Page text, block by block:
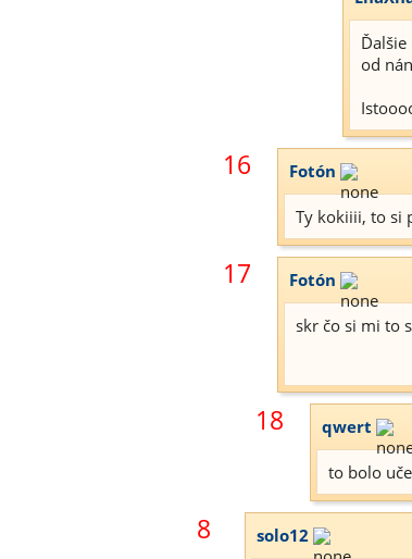
od
16 Fotón
Ty kokiiii, to si
17 Fotón
skr čo si mi to
18 qwert
to bolo
8 solo12